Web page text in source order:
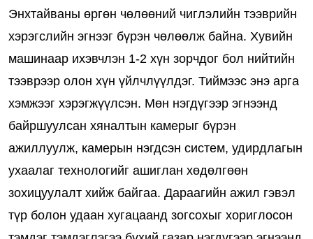
Энхтайваны өргөн чөлөөний чиглэлийн тээврийн
хэрэгслийн эгнээг бүрэн чөлөөлж байна. Хувийн
машинаар ихэвчлэн 1-2 хүн зорчдог бол нийтийн
тээврээр олон хүн үйлчлүүлдэг. Тиймээс энэ арга
хэмжээг хэрэгжүүлсэн. Мөн нэгдүгээр эгнээнд
байршуулсан хяналтын камерыг бүрэн
ажиллуулж, камерын нэгдсэн систем, удирдлагын
ухаалаг технологийг ашиглан хөдөлгөөн
зохицуулалт хийж байгаа. Дараагийн ажил гэвэл
түр болон удаан хугацаанд зогсохыг хориглосон